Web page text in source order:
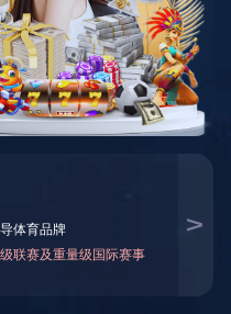
Lora红外报警器 远距离无线红外人体入侵感应探测器